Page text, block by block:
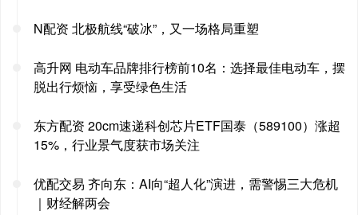
N配资 北极航线“破冰”，又一场格局重塑
高升网 电动车品牌排行榜前10名：选择最佳电动车，摆
脱出行烦恼，享受绿色生活
东方配资 20cm速递科创芯片ETF国泰（589100）涨超
15%，行业景气度获市场关注
优配交易 齐向东：AI向“超人化”演进，需警惕三大危机
｜财经解两会